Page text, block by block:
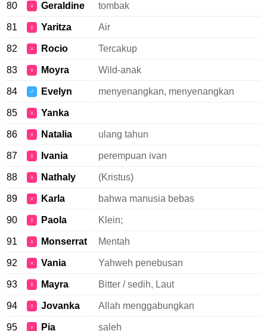
80 ♀ Geraldine tombak
81 ♀ Yaritza Air
82 ♀ Rocio Tercakup
83 ♀ Moyra Wild-anak
84 ♂ Evelyn menyenangkan, menyenangkan
85 ♀ Yanka
86 ♀ Natalia ulang tahun
87 ♀ Ivania perempuan ivan
88 ♀ Nathaly (Kristus)
89 ♀ Karla bahwa manusia bebas
90 ♀ Paola Klein;
91 ♀ Monserrat Mentah
92 ♀ Vania Yahweh penebusan
93 ♀ Mayra Bitter / sedih, Laut
94 ♀ Jovanka Allah menggabungkan
95 ♀ Pia saleh